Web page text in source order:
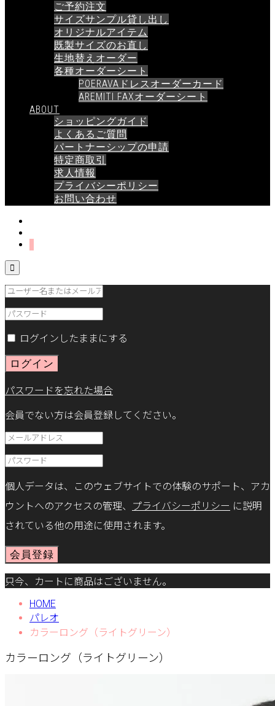
ご予約注文
サイズサンプル貸し出し
オリジナルアイテム
既製サイズのお直し
生地替えオーダー
各種オーダーシート
POERAVAドレスオーダーカード
AREMITI FAXオーダーシート
ABOUT
ショッピングガイド
よくあるご質問
パートナーシップの申請
特定商取引
求人情報
プライバシーポリシー
お問い合わせ

ログインしたままにする
ログイン
パスワードを忘れた場合
会員でない方は会員登録してください。
個人データは、このウェブサイトでの体験のサポート、アカ
ウントへのアクセスの管理、
プライバシーポリシー に説明
されている他の用途に使用されます。
会員登録
只今、カートに商品はございません。
HOME
パレオ
カラーロング（ライトグリーン）
カラーロング（ライトグリーン）